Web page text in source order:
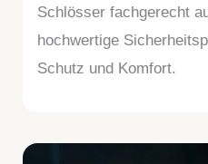
Schlösser fachgerecht
hochwertige
Schutz und Komfort.